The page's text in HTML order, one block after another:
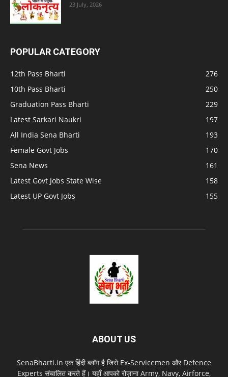
23 July, 2026
POPULAR CATEGORY
12th Pass Bharti
276
10th Pass Bharti
250
Graduation Pass Bharti
229
Latest Sarkari Naukri
197
All India Sena Bharti
193
Female Govt Jobs
170
Sena News
161
Latest Govt Jobs State Wise
158
Latest UP Govt Jobs
155
ABOUT US
SenaBharti.in एक हिंदी ब्लॉग है जिसे Ex‑Servicemen और Defence
Experts संचालित करते हैं। यहाँ आपको रोज़ाना Army, Navy, Airforce,